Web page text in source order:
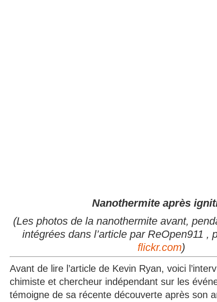
Nanothermite après
(Les photos de la nanothermite avant,
intégrées dans l’article par ReOpen911 ,
flickr.com)
Avant de lire l’article de Kevin Ryan, voici
chimiste et chercheur indépendant sur les
témoigne de sa récente découverte après son